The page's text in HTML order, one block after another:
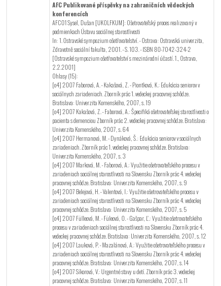
AFC Publikované příspěvky na zahraničních vědeckých
konferencích
AFC01 Sysel, Dušan [UKOLFKUM]: Ošetrovateľský proces realizovaný v
podmienkach Ústavu sociálnej starostlivosti
In: 1. Ostravské sympozium ošetřovatelství. - Ostrava: Ostravská univerzita,
Zdravotně sociální fakulta, 2001. - S. 103. - ISBN 80-7042-324-2
[Ostravské sympozium ošetřovatelství s mezinárodní účastí. 1., Ostrava,
2.2.2001]
Ohlasy (15):
[o4] 2007 Faborová, A. - Kakašová, Z. - Piontková, K.: Edukácia seniorov v
sociálnych zariadeniach. Zborník prác 1. vedeckej pracovnej schôdze.
Bratislava: Univerzita Komenského, 2007, s. 19
[o4] 2007 Kakašová, Z. - Faborová, A.: Špecifiká ošetrovateľskej starostlivosti o
pacienta s demenciou Zborník prác 2. vedeckej pracovnej schôdze. Bratislava:
Univerzita Komenského, 2007, s. 64
[o4] 2007 Hermanová, M. - Dynáková, Š.: Edukácia seniorov v sociálnych
zariadeniach. Zborník prác 1. vedeckej pracovnej schôdze. Bratislava:
Univerzita Komenského, 2007, s. 3
[o4] 2007 Marková, M. - Faborová, A.: Využitie ošetrovateľského procesu v
zariadeniach sociálnej starostlivosti na Slovensku Zborník prác 4. vedeckej
pracovnej schôdze. Bratislava: Univerzita Komenského, 2007, s. 9
[o4] 2007 Belejová, H. - Valentová, I.: Využitie ošetrovateľského procesu v
zariadeniach sociálnej starostlivosti na Slovensku Zborník prác 4. vedeckej
pracovnej schôdze. Bratislava: Univerzita Komenského, 2007, s. 5
[o4] 2007 Fülleová, M. - Füleová, O. - Gašpar, Ľ.: Využitie ošetrovateľského
procesu v zariadeniach sociálnej starostlivosti na Slovensku Zborník prác 4.
vedeckej pracovnej schôdze. Bratislava: Univerzita Komenského, 2007, s. 12
[o4] 2007 Lauková, P. - Mazalánová, A.: Využitie ošetrovateľského procesu v
zariadeniach sociálnej starostlivosti na Slovensku Zborník prác 4. vedeckej
pracovnej schôdze. Bratislava: Univerzita Komenského, 2007, s. 14
[o4] 2007 Síkorová, V.: Urgentné stavy u detí. Zborník prác 3. vedeckej
pracovnej schôdze. Bratislava: Univerzita Komenského, 2007, s. 11